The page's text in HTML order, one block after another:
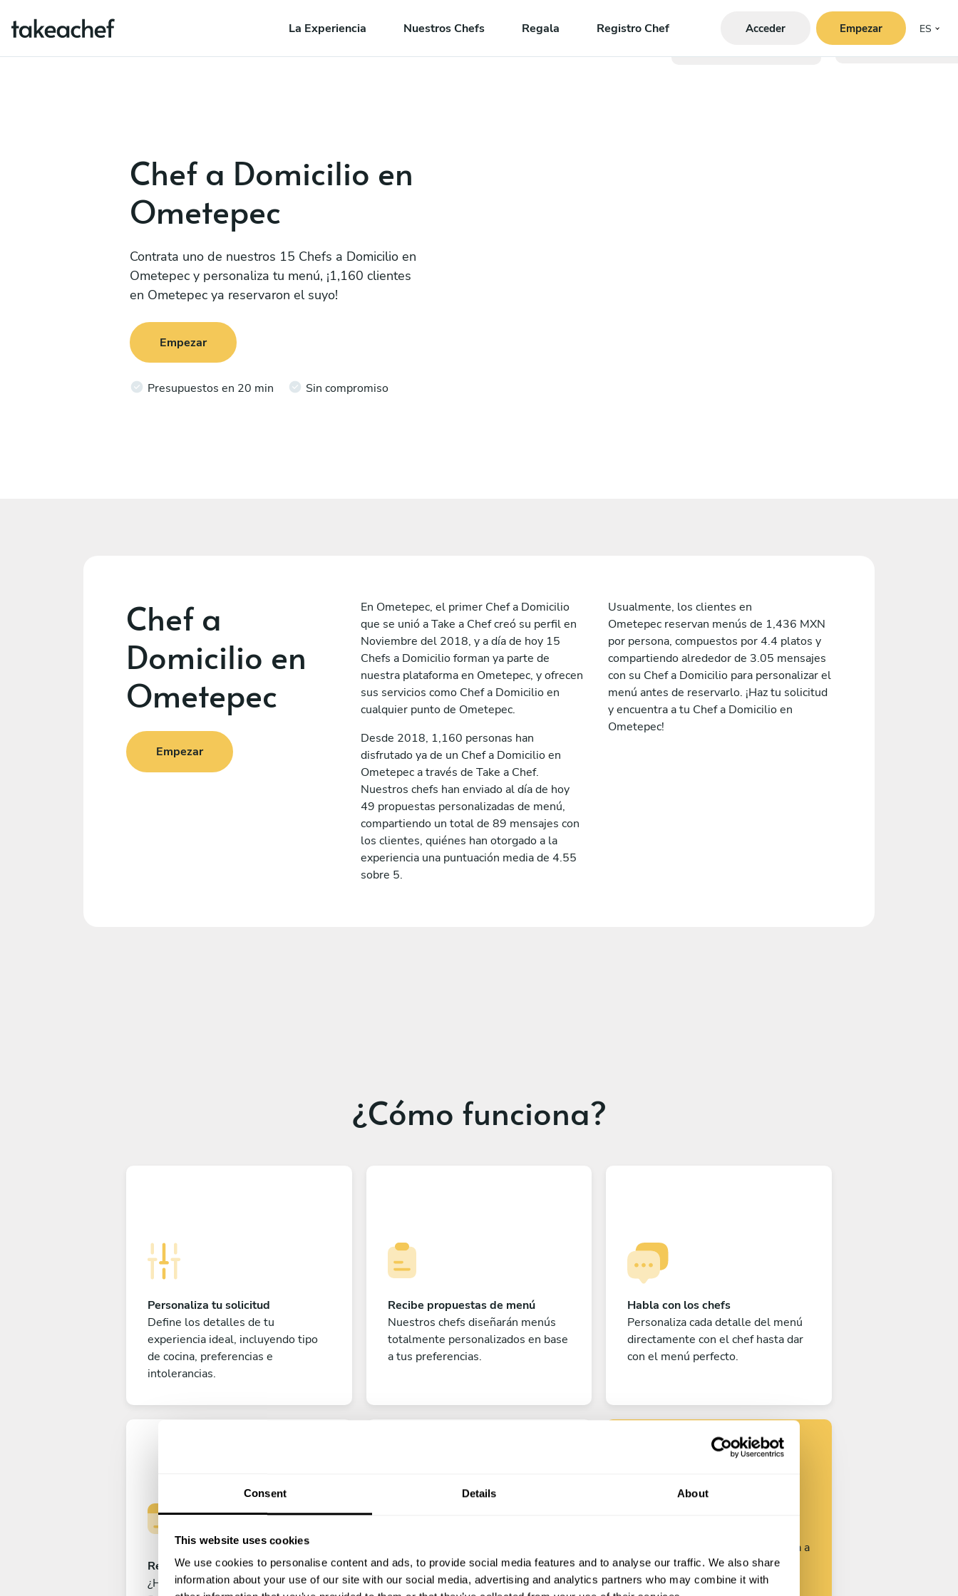
Consent Details About
This website uses cookies
We use cookies to personalise content and ads, to provide social media features and to analyse our traffic. We also share
information about your use of our site with our social media, advertising and analytics partners who may combine it with
La Experiencia Nuestros Chefs Regala Registro Chef Acceder Empezar ES
Chef a Domicilio en
Ometepec
Contrata uno de nuestros 15 Chefs a Domicilio en
Ometepec y personaliza tu menú, ¡1,160 clientes
en Ometepec ya reservaron el suyo!
Empezar
Presupuestos en 20 min Sin compromiso
Chef a
Domicilio en
Ometepec
Empezar
En Ometepec, el primer Chef a Domicilio
que se unió a Take a Chef creó su perfil en
Noviembre del 2018, y a día de hoy 15
Chefs a Domicilio forman ya parte de
nuestra plataforma en Ometepec, y ofrecen
sus servicios como Chef a Domicilio en
cualquier punto de Ometepec.
Desde 2018, 1,160 personas han
disfrutado ya de un Chef a Domicilio en
Ometepec a través de Take a Chef.
Nuestros chefs han enviado al día de hoy
49 propuestas personalizadas de menú,
compartiendo un total de 89 mensajes con
los clientes, quiénes han otorgado a la
experiencia una puntuación media de 4.55
sobre 5.
Usualmente, los clientes en
Ometepec reservan menús de 1,436 MXN
por persona, compuestos por 4.4 platos y
compartiendo alrededor de 3.05 mensajes
con su Chef a Domicilio para personalizar el
menú antes de reservarlo. ¡Haz tu solicitud
y encuentra a tu Chef a Domicilio en
Ometepec!
¿Cómo funciona?
Personaliza tu solicitud
Define los detalles de tu
experiencia ideal, incluyendo tipo
de cocina, preferencias e
intolerancias.
Recibe propuestas de menú
Nuestros chefs diseñarán menús
totalmente personalizados en base
a tus preferencias.
Habla con los chefs
Personaliza cada detalle del menú
directamente con el chef hasta dar
con el menú perfecto.
Reserva tu experiencia
¿Has cerrado ya el menú perfecto?
¡A disfrutar!
¡Todo listo! Ya solo queda contar
Encuentra tu
chef
Personaliza tu solicitud y empieza a
hablar con los chefs.